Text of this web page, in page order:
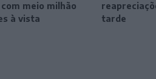
meio milhão
à vista
tarde